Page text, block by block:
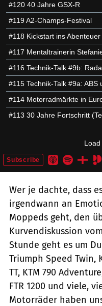
Wer je dachte, dass
irgendwann an
Moppeds geht, den
Kurvendiskussion
Stunde geht es um
Triumph Speed Twin,
TT, KTM 790
FTR 1200 und viele,
Motorräder haben